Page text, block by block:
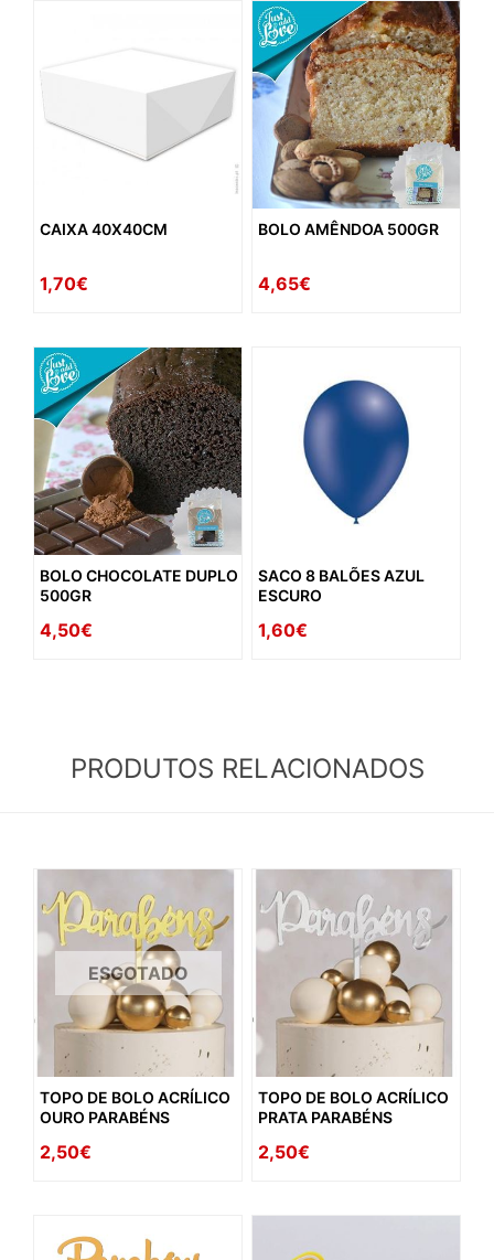
CAIXA 40X40CM
1,70€
BOLO AMÊNDOA 500GR
4,65€
BOLO CHOCOLATE DUPLO
500GR
4,50€
SACO 8 BALÕES AZUL
ESCURO
1,60€
PRODUTOS RELACIONADOS
ESGOTADO
TOPO DE BOLO ACRÍLICO
OURO PARABÉNS
2,50€
TOPO DE BOLO ACRÍLICO
PRATA PARABÉNS
2,50€